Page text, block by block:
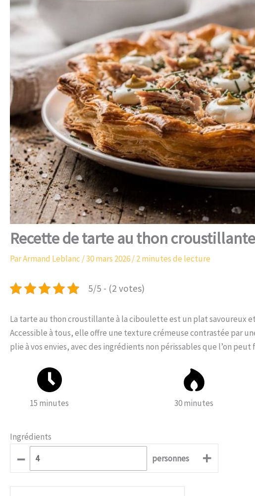
Recette de tarte au thon
ParArmand Leblanc/30 mars 2026/2 minutes de lecture
5/5 - (2 votes)
La tarte au thon croustillante à la ciboulette est un plat savoureux
Accessible à tous, elle offre une texture crémeuse contrastée par
plie à vos envies, avec des ingrédients non périssables que l’on
15 minutes 30 minutes
Ingrédients
– personnes +